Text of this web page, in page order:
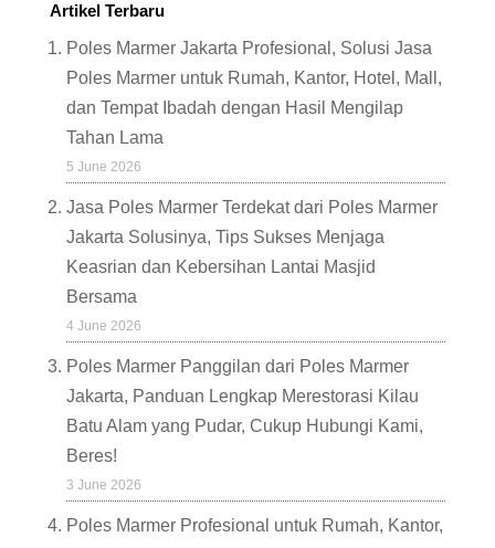
Artikel Terbaru
Poles Marmer Jakarta Profesional, Solusi Jasa
Poles Marmer untuk Rumah, Kantor, Hotel, Mall,
dan Tempat Ibadah dengan Hasil Mengilap
Tahan Lama
5 June 2026
Jasa Poles Marmer Terdekat dari Poles Marmer
Jakarta Solusinya, Tips Sukses Menjaga
Keasrian dan Kebersihan Lantai Masjid
Bersama
4 June 2026
Poles Marmer Panggilan dari Poles Marmer
Jakarta, Panduan Lengkap Merestorasi Kilau
Batu Alam yang Pudar, Cukup Hubungi Kami,
Beres!
3 June 2026
Poles Marmer Profesional untuk Rumah, Kantor,